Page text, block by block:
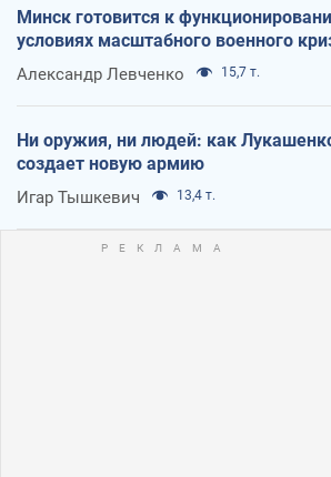
Минск готовится к
условиях масштабного военного
Александр Левченко 15,7 т.
Ни оружия, ни людей: как
создает новую армию
Игар Тышкевич 13,4 т.